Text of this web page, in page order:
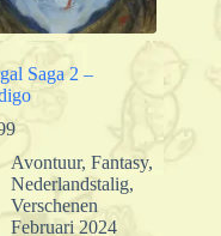
Saga 2 –
Avontuur,Fantasy,
Nederlandstalig,
Verschenen
Februari 2024